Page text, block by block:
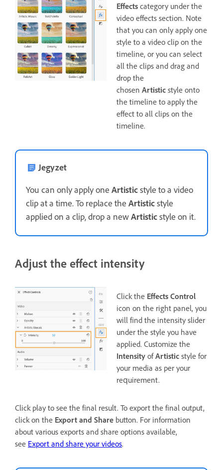
Effects category under the
video effects section. Note
that you can only apply one
style to a video clip on the
timeline, or you can select
all the clips and drag and
drop the
chosen Artistic style onto
the timeline to apply the
effect to all clips on the
timeline.
Jegyzet
You can only apply one Artisticstyle to a video
clip at a time. To replace the Artisticstyle
applied on a clip, drop a newArtisticstyle on it.
Adjust the effect intensity
Click the Effects Control
icon on the right panel, you
will find the intensity slider
under the style you have
applied. Customize the
Intensity ofArtistic style for
your media as per your
requirement.
Click play to see the final result. To export the final output,
click on the Export and Share button. For information
about various exports and share options available,
see Export and share your videos.